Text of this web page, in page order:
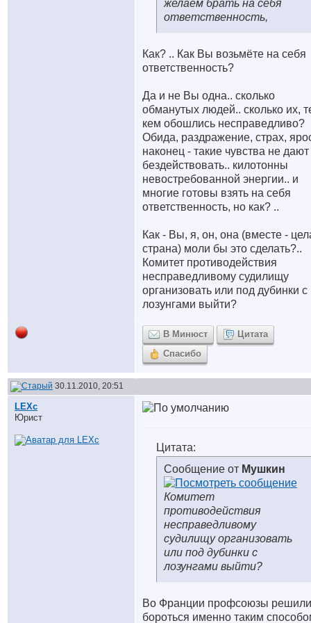
желаем брать на себя
ответственность,
Как? .. Как Вы возьмёте на себя
ответственность?
Да и не Вы одна.. сколько
обманутых людей.. сколько их,
кем обошлись несправедливо?
Обида, раздражение, страх,
наконец - такие чувства не дают
бездействовать.. килотонны
невостребованной энергии.. и
многие готовы взять на себя
ответственность, но как? ..
Как - Вы, я, он, она (вместе -
страна) моли бы это сделать?..
Комитет противодействия
несправедливому судилищу
организовать или под дубинки с
лозунгами выйти?
В Минюст
Цитата
Спасибо
30.11.2010, 20:51
LEXc
Юрист
Цитата:
Сообщение от Мушкин
Комитет
противодействия
несправедливому
судилищу организовать
или под дубинки с
лозунгами выйти?
Во Франции профсоюзы решили
бороться именно таким